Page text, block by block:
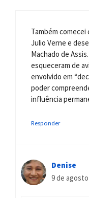
Também
Julio Verne e
Machado de
esqueceram de
envolvido em
poder
influência
Responder
Denise
9 de agosto